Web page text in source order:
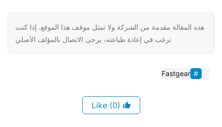
هذه المقالة مقدمة من الشركة ولا تمثل موقف هذا الموقع. إذا كنت
ترغب في إعادة طباعته، يرجى الاتصال بالمؤلف الأصلي
Fastgear
(0)